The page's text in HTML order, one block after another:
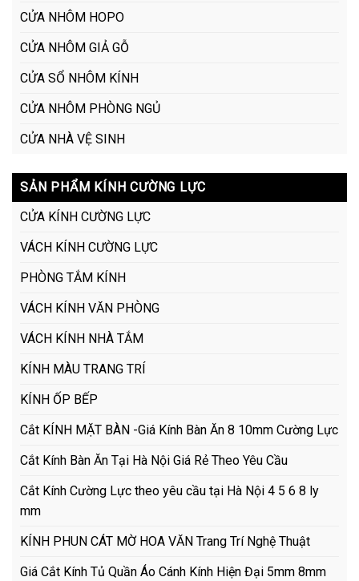
CỬA NHÔM HOPO
CỬA NHÔM GIẢ GỖ
CỬA SỔ NHÔM KÍNH
CỬA NHÔM PHÒNG NGỦ
CỬA NHÀ VỆ SINH
SẢN PHẨM KÍNH CƯỜNG LỰC
CỬA KÍNH CƯỜNG LỰC
VÁCH KÍNH CƯỜNG LỰC
PHÒNG TẮM KÍNH
VÁCH KÍNH VĂN PHÒNG
VÁCH KÍNH NHÀ TẮM
KÍNH MÀU TRANG TRÍ
KÍNH ỐP BẾP
Cắt KÍNH MẶT BÀN -Giá Kính Bàn Ăn 8 10mm Cường Lực
Cắt Kính Bàn Ăn Tại Hà Nội Giá Rẻ Theo Yêu Cầu
Cắt Kính Cường Lực theo yêu cầu tại Hà Nội 4 5 6 8 ly
mm
KÍNH PHUN CÁT MỜ HOA VĂN Trang Trí Nghệ Thuật
Giá Cắt Kính Tủ Quần Áo Cánh Kính Hiện Đại 5mm 8mm